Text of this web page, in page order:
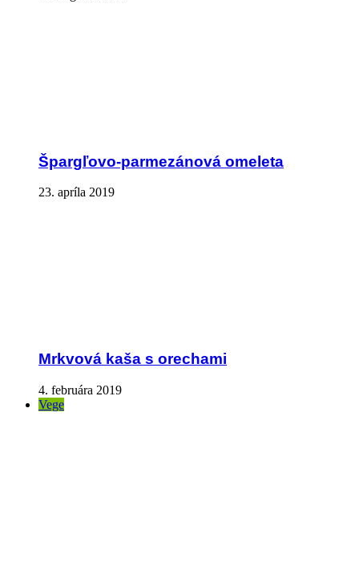
Špargľovo-parmezánová omeleta
23. apríla 2019
Mrkvová kaša s orechami
4. februára 2019
Vege